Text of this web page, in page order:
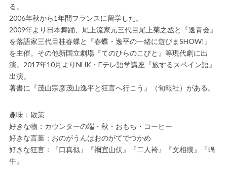
る。
2006年秋から1年間フランスに留学した。
2009年より日本舞踊、尾上流家元三代目尾上菊之丞と『逸青会』
を落語家三代目桂春蝶と『春蝶・逸平の一緒に遊びまSHOW!』
を主催。その他新国立劇場『てのひらのこびと』等現代劇に出
演。2017年10月よりNHK・Eテレ語学講座『旅するスペイン語』
出演。
著書に『茂山宗彦茂山逸平と狂言へ行こう』（旬報社）がある。
趣味：散策
好きな物：カウンターの端・秋・おもち・コーヒー
好きな言葉：おのがうんはおのがてでつかめ
好きな狂言：『口真似』『禰宜山伏』『二人袴』『文相撲』『蝸
牛』